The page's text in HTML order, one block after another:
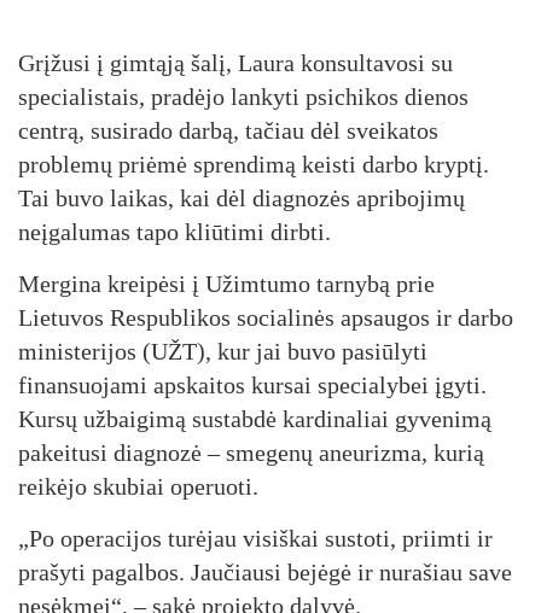
Grįžusi į gimtąją šalį, Laura konsultavosi su
specialistais, pradėjo lankyti psichikos dienos
centrą, susirado darbą, tačiau dėl sveikatos
problemų priėmė sprendimą keisti darbo kryptį.
Tai buvo laikas, kai dėl diagnozės apribojimų
neįgalumas tapo kliūtimi dirbti.
Mergina kreipėsi į Užimtumo tarnybą prie
Lietuvos Respublikos socialinės apsaugos ir darbo
ministerijos (UŽT), kur jai buvo pasiūlyti
finansuojami apskaitos kursai specialybei įgyti.
Kursų užbaigimą sustabdė kardinaliai gyvenimą
pakeitusi diagnozė – smegenų aneurizma, kurią
reikėjo skubiai operuoti.
„Po operacijos turėjau visiškai sustoti, priimti ir
prašyti pagalbos. Jaučiausi bejėgė ir nurašiau save
nesėkmei“, – sakė projekto dalyvė.